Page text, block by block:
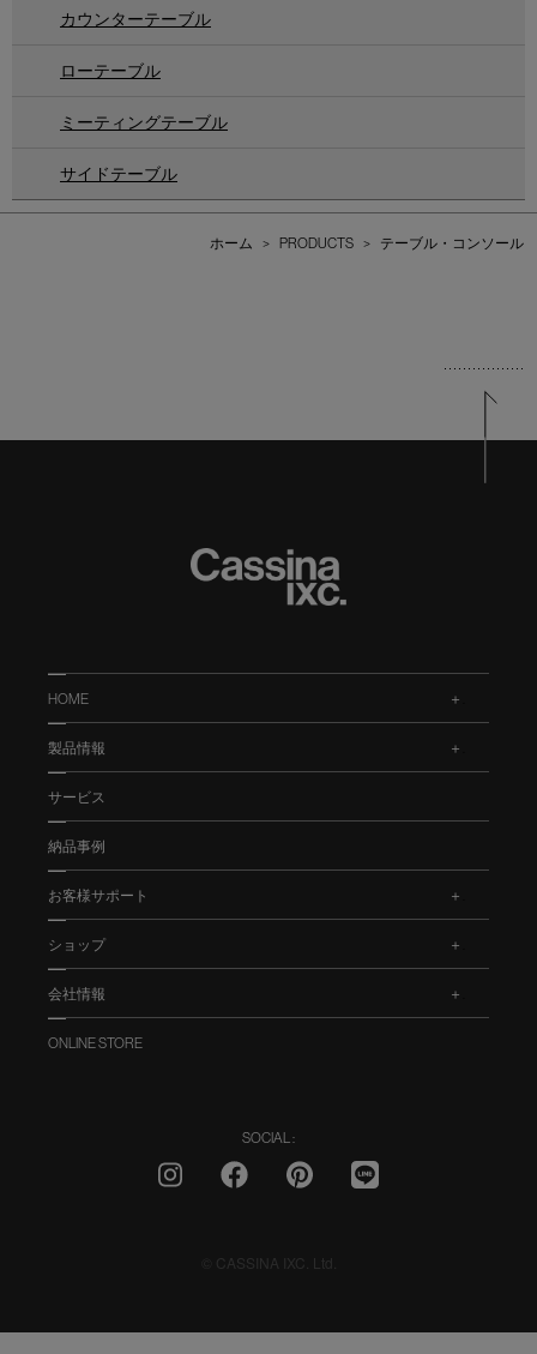
カウンターテーブル
ローテーブル
ミーティングテーブル
サイドテーブル
ホーム > PRODUCTS > テーブル・コンソール
HOME
製品情報
サービス
納品事例
お客様サポート
ショップ
会社情報
ONLINE STORE
SOCIAL :
© CASSINA IXC. Ltd.